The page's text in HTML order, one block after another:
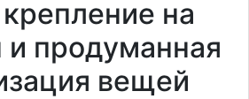
на
продуманная
вещей